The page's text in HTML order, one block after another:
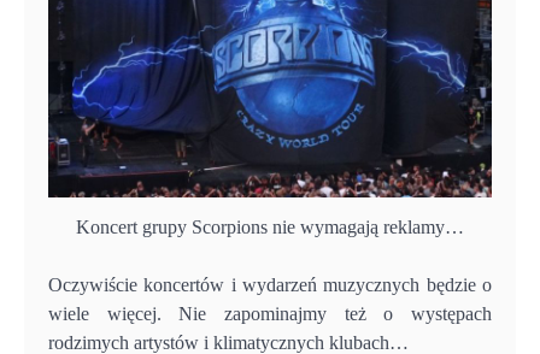
Koncert grupy Scorpions nie wymagają reklamy…
Oczywiście koncertów i wydarzeń muzycznych będzie o
wiele więcej. Nie zapominajmy też o występach
rodzimych artystów i klimatycznych klubach…